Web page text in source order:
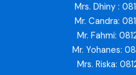
Mrs. Dhiny :
Mr. Candra:
Mr. Fahmi:
Mr. Yohanes:
Mrs. Riska: